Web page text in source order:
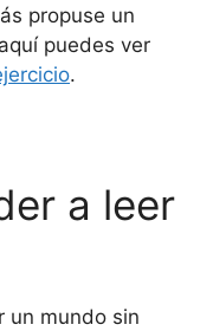
propuse un
puedes ver
.
a leer
un mundo sin